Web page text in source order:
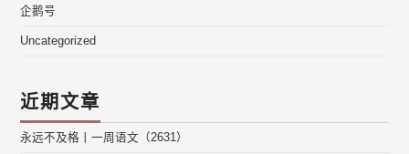
企鹅号
Uncategorized
近期文章
永远不及格丨一周语文（2631）